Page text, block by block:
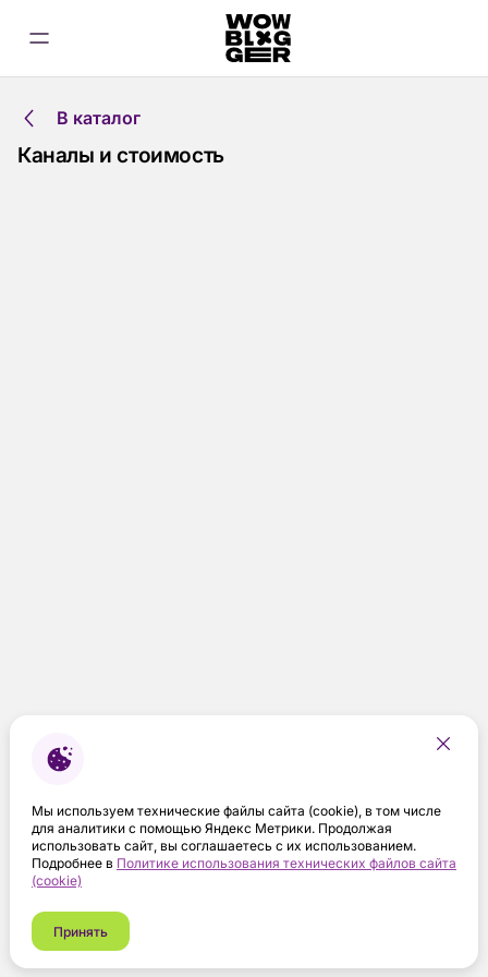
Мы используем технические файлы сайта (cookie), в том числе
для аналитики с помощью Яндекс Метрики. Продолжая
использовать сайт, вы соглашаетесь с их использованием.
Подробнее в Политике использования технических файлов сайта
(cookie)
Принять
В каталог
Каналы и стоимость